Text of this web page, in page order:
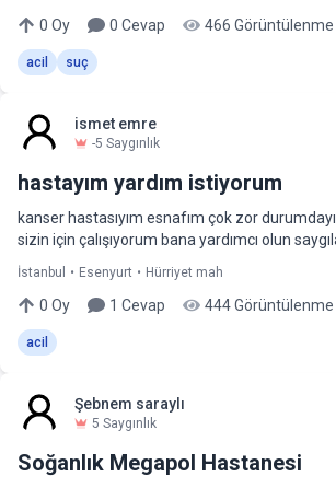
0 Oy 0 Cevap 466 Görüntülenme
acil suç
ismet emre
-5 Saygınlık
hastayım yardım istiyorum
kanser hastasıyım esnafım çok zor
sizin için çalışıyorum bana yardımcı olun
İstanbul • Esenyurt • Hürriyet mah
0 Oy 1 Cevap 444Görüntülenme
acil
Şebnem saraylı
5 Saygınlık
Soğanlık Megapol Hastanesi